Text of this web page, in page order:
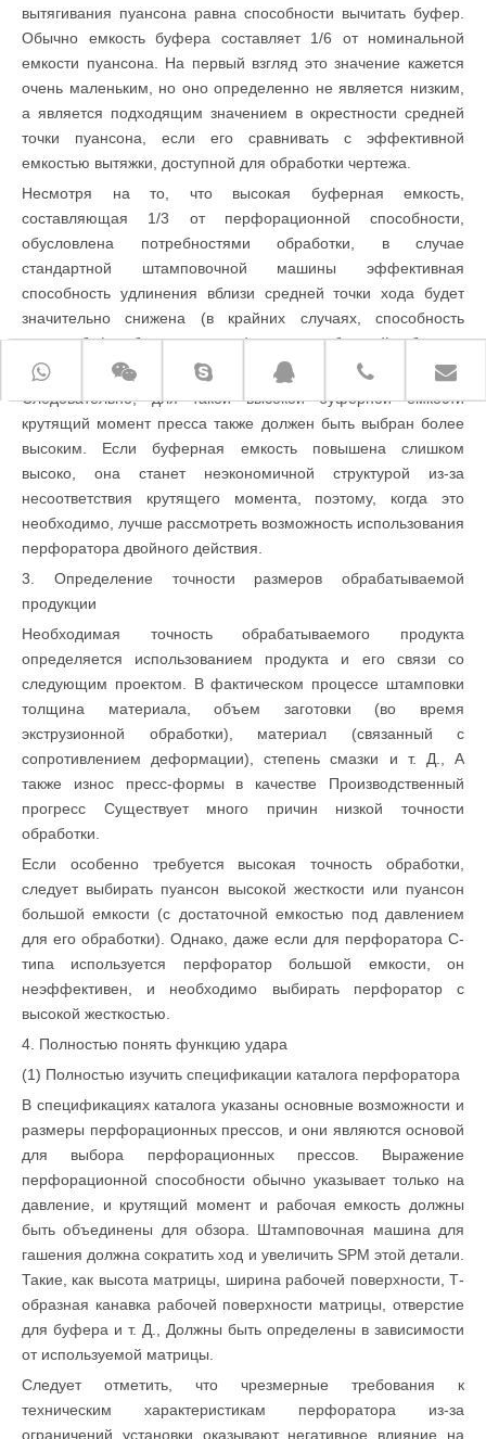
вытягивания пуансона равна способности вычитать буфер.
Обычно емкость буфера составляет 1/6 от номинальной
емкости пуансона. На первый взгляд это значение кажется
очень маленьким, но оно определенно не является низким,
а является подходящим значением в окрестности средней
точки пуансона, если его сравнивать с эффективной
емкостью вытяжки, доступной для обработки чертежа.
Несмотря на то, что высокая буферная емкость,
составляющая 1/3 от перфорационной способности,
обусловлена ​​потребностями обработки, в случае
стандартной штамповочной машины эффективная
способность удлинения вблизи средней точки хода будет
значительно снижена (в крайних случаях, способность
толкать буфер будет потеряно), поэтому обращайте больше
внимания.
Следовательно, для такой высокой буферной емкости
крутящий момент пресса также должен быть выбран более
высоким. Если буферная емкость повышена слишком
высоко, она станет неэкономичной структурой из-за
несоответствия крутящего момента, поэтому, когда это
необходимо, лучше рассмотреть возможность использования
перфоратора двойного действия.
3. Определение точности размеров обрабатываемой
продукции
Необходимая точность обрабатываемого продукта
определяется использованием продукта и его связи со
следующим проектом. В фактическом процессе штамповки
толщина материала, объем заготовки (во время
экструзионной обработки), материал (связанный с
сопротивлением деформации), степень смазки и т. Д., А
также износ пресс-формы в качестве Производственный
прогресс Существует много причин низкой точности
обработки.
Если особенно требуется высокая точность обработки,
следует выбирать пуансон высокой жесткости или пуансон
большой емкости (с достаточной емкостью под давлением
для его обработки). Однако, даже если для перфоратора C-
типа используется перфоратор большой емкости, он
неэффективен, и необходимо выбирать перфоратор с
высокой жесткостью.
4. Полностью понять функцию удара
(1) Полностью изучить спецификации каталога перфоратора
В спецификациях каталога указаны основные возможности и
размеры перфорационных прессов, и они являются основой
для выбора перфорационных прессов. Выражение
перфорационной способности обычно указывает только на
давление, и крутящий момент и рабочая емкость должны
быть объединены для обзора. Штамповочная машина для
гашения должна сократить ход и увеличить SPM этой детали.
Такие, как высота матрицы, ширина рабочей поверхности, Т-
образная канавка рабочей поверхности матрицы, отверстие
для буфера и т. Д., Должны быть определены в зависимости
от используемой матрицы.
Следует отметить, что чрезмерные требования к
техническим характеристикам перфоратора из-за
ограничений установки оказывают негативное влияние на